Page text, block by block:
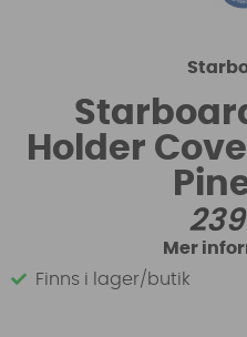
Holder
239
Mer
Finns i lager/butik